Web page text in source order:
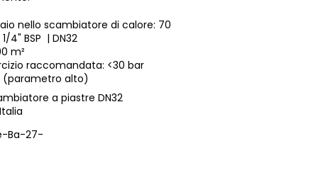
nello scambiatore di calore: 70
4" BSP | DN32
m²
raccomandata: <30 bar
(parametro alto)
a piastre DN32
Ba-27-